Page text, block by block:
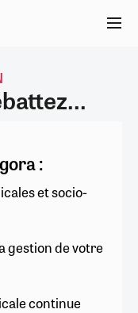
:
et socio-
gestion de votre
continue